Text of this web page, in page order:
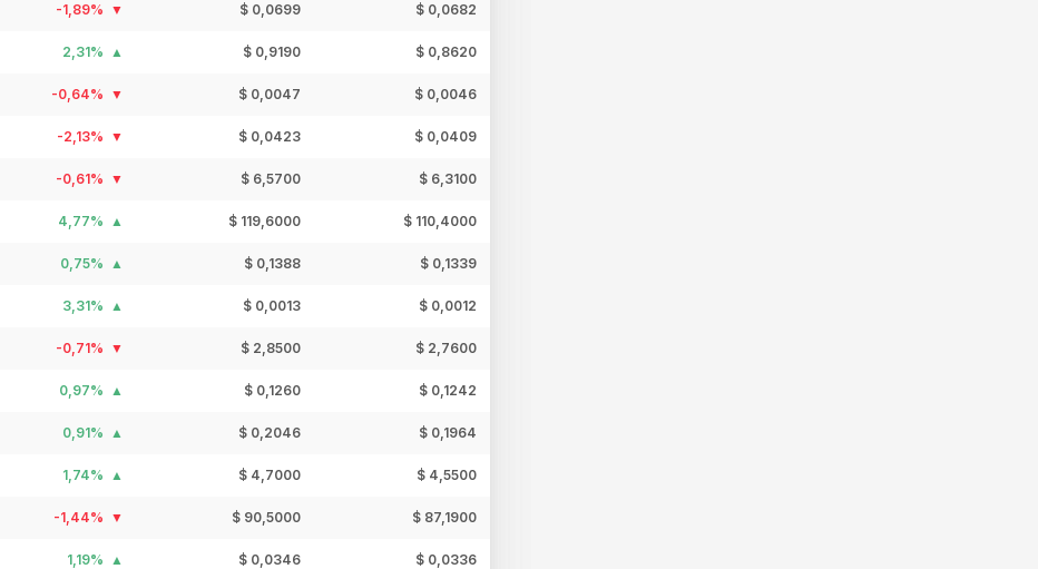
-1,89% $ 0,0699 $ 0,0682
2,31% $ 0,9190 $ 0,8620
-0,64% $ 0,0047 $ 0,0046
-2,13% $ 0,0423 $ 0,0409
-0,61% $ 6,5700 $ 6,3100
4,77% $ 119,6000 $ 110,4000
0,75% $ 0,1388 $ 0,1339
3,31% $ 0,0013 $ 0,0012
-0,71% $ 2,8500 $ 2,7600
0,97% $ 0,1260 $ 0,1242
0,91% $ 0,2046 $ 0,1964
1,74% $ 4,7000 $ 4,5500
-1,44% $ 90,5000 $ 87,1900
1,19% $ 0,0346 $ 0,0336